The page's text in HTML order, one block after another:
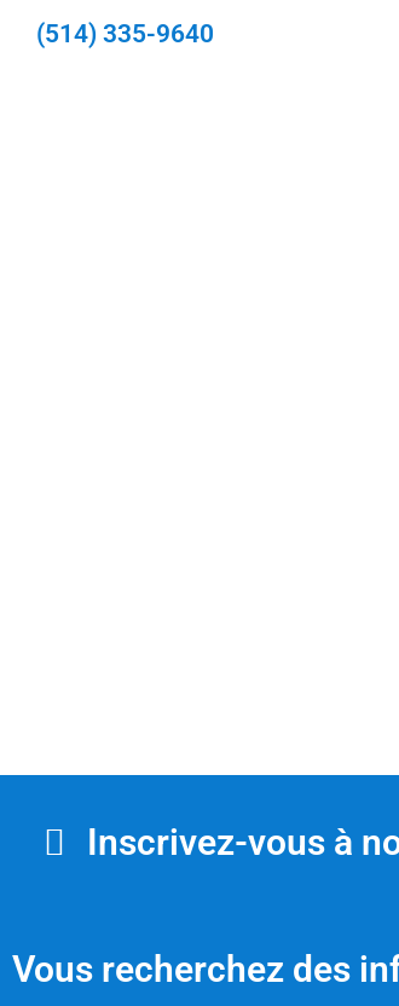
(514) 335-9640
Inscrivez-vous à
Vous recherchez des